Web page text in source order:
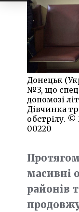
Донецьк
№3, що
допомозі
Дівчинка
обстрілу. ©
00220
масивні
районів